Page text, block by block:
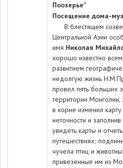
Поозерье"
Посещение дома-
В блестящем
Центральной Азии
имя Николая
хорошо известно
развитием
недолгую жизнь
провел пять больших
территории Монголии,
в корне изменил
неточности и
увидеть карты и
путешествиях;
чучела птиц и
привезенные им из